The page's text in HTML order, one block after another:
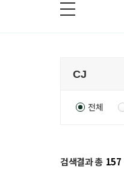
전체
검색결과 총 157